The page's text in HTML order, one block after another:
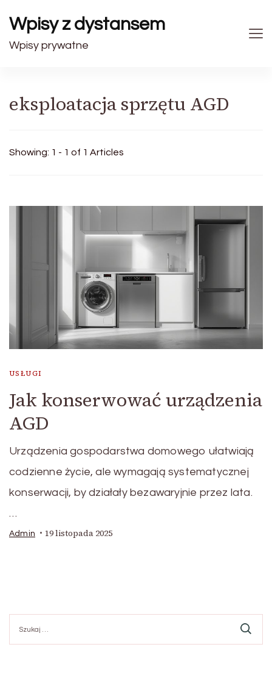
Wpisy z dystansem
Wpisy prywatne
eksploatacja sprzętu AGD
Showing: 1 - 1 of 1 Articles
USŁUGI
Jak konserwować urządzenia
AGD
Urządzenia gospodarstwa domowego ułatwiają
codzienne życie, ale wymagają systematycznej
konserwacji, by działały bezawaryjnie przez lata.
…
Admin 19 listopada 2025